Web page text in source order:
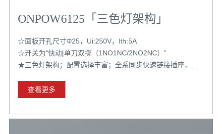
ONPOW6125「三色灯架构」
☆面板开孔尺寸Φ25，Ui:250V，Ith:5A
☆开关为“快动|单刀双掷（1NO1NC/2NO2NC）”
★三色灯架构；配置选择丰富；全系同步快速链接插座，带
查看更多